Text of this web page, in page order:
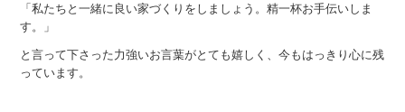
「私たちと一緒に良い家づくりをしましょう。精一杯お手伝いしま
す。」
と言って下さった力強いお言葉がとても嬉しく、今もはっきり心に残
っています。